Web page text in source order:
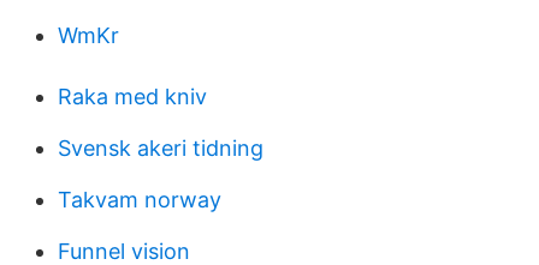
WmKr
Raka med kniv
Svensk akeri tidning
Takvam norway
Funnel vision